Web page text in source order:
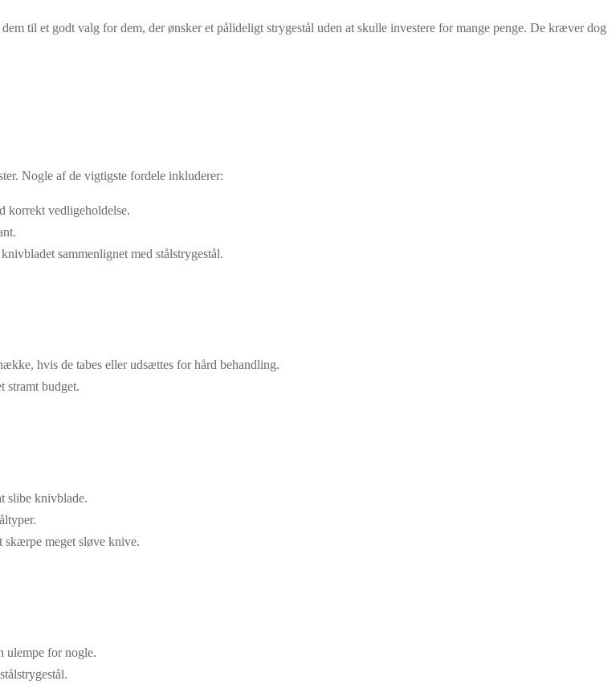
til et godt valg for dem, der ønsker et pålideligt strygestål uden at skulle investere for mange penge. De kræver dog
Nogle af de vigtigste fordele inkluderer:
korrekt vedligeholdelse.
sammenlignet med stålstrygestål.
hvis de tabes eller udsættes for hård behandling.
stramt budget.
slibe knivblade.
skærpe meget sløve knive.
ulempe for nogle.